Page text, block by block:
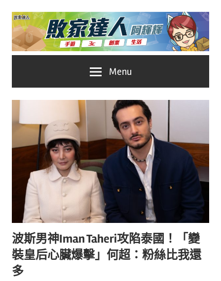
Skip
content
家
達
人
薦
No.1
遊
科
自
Menu
波斯男神Iman Taheri攻陷泰國！「變
裝皇后心臟爆擊」何超：粉絲比我還
多